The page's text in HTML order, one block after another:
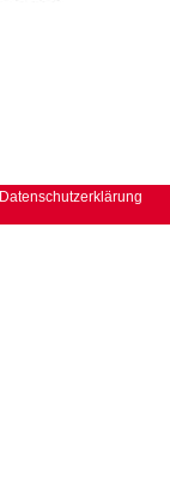
Datenschutzerklärung